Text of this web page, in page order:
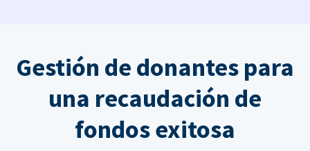
Gestión de donantes para
una recaudación de
fondos exitosa